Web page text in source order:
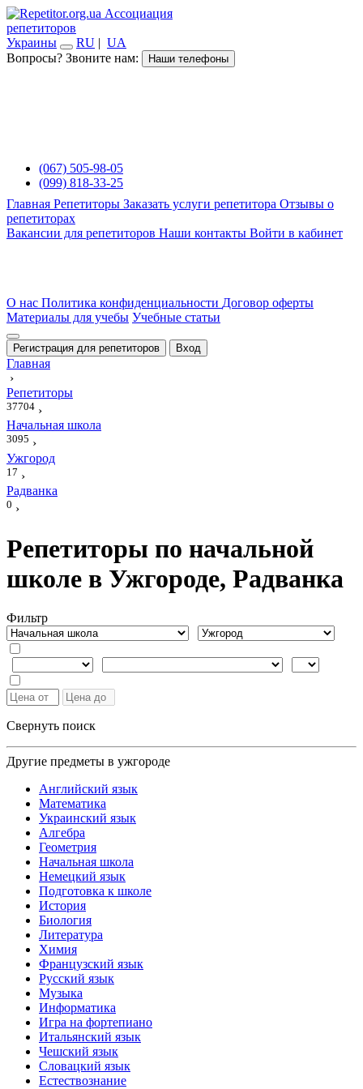
Ассоциация
репетиторов
Украины
RU | UA
Вопросы? Звоните нам:
Наши телефоны
(067) 505-98-05
(099) 818-33-25
Главная Репетиторы Заказать услуги репетитора Отзывы о
репетиторах
Вакансии для репетиторов Наши контакты Войти в кабинет
О нас Политика конфиденциальности Договор оферты
Материалы для учебы Учебные статьи
Регистрация для репетиторов Вход
Главная
›
Репетиторы
37704 ›
Начальная школа
3095 ›
Ужгород
17 ›
Радванка
0 ›
Репетиторы по начальной
школе в Ужгороде, Радванка
Фильтр
Свернуть поиск
Другие предметы в ужгороде
Английский язык
Математика
Украинский язык
Алгебра
Геометрия
Начальная школа
Немецкий язык
Подготовка к школе
История
Биология
Литература
Химия
Французский язык
Русский язык
Музыка
Информатика
Игра на фортепиано
Итальянский язык
Чешский язык
Словацкий язык
Естествознание